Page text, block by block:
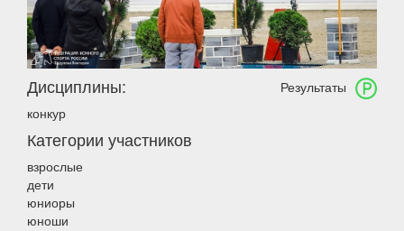
Результаты
Дисциплины:
конкур
Категории участников
взрослые
дети
юниоры
юноши